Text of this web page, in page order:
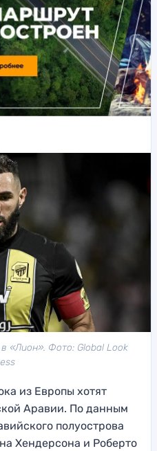
«Лион». Фото: Global Look
из Европы хотят
Аравии. По данным
полуострова
Хендерсона и Роберто